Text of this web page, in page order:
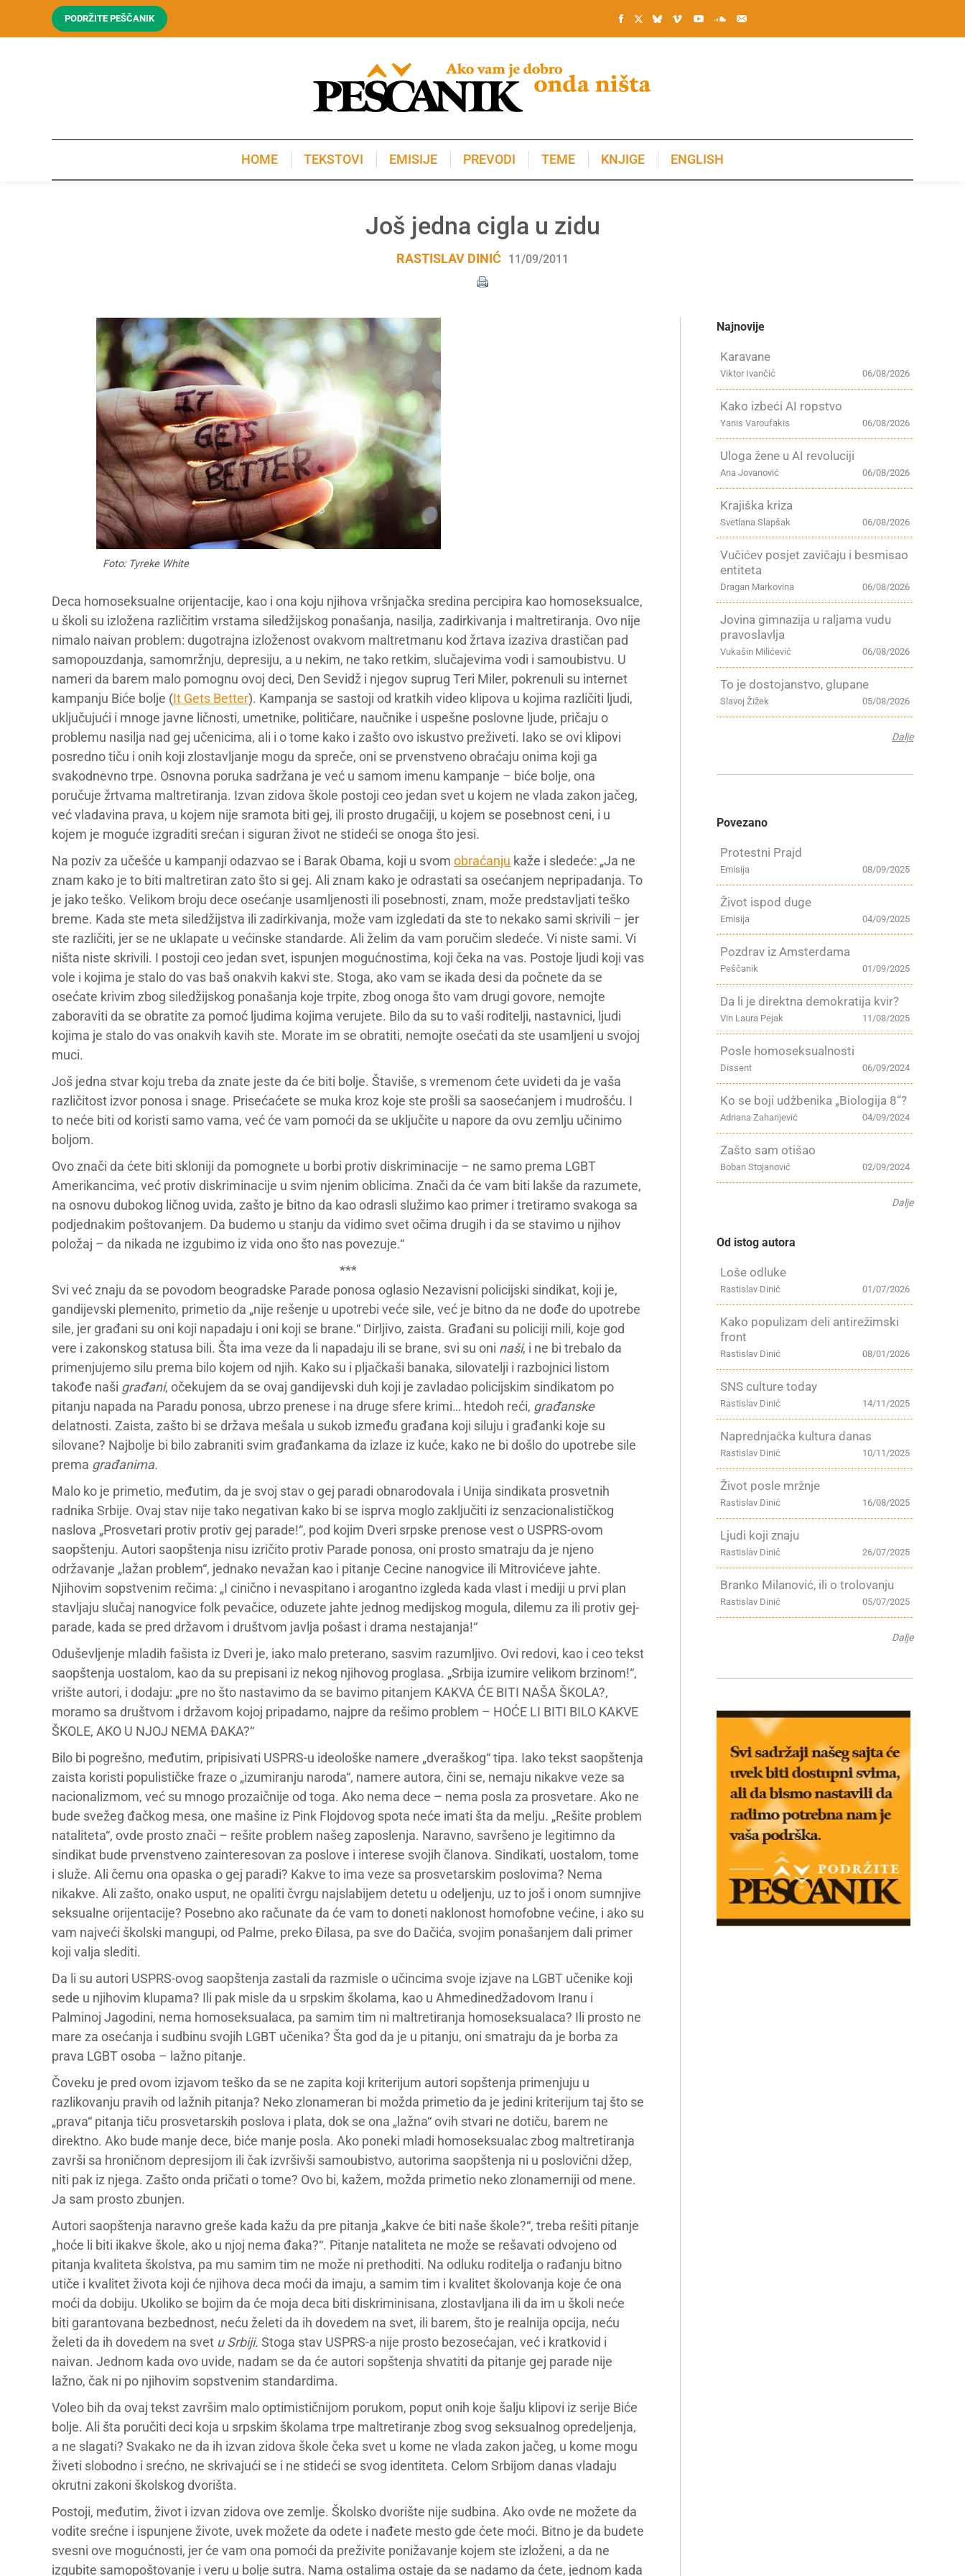
PODRŽITE PEŠČANIK
HOME TEKSTOVI EMISIJE PREVODI TEME KNJIGE ENGLISH
Još jedna cigla u zidu
RASTISLAV DINIĆ 11/09/2011
Foto: Tyreke White
Deca homoseksualne orijentacije, kao i ona koju njihova vršnjačka sredina percipira kao homoseksualce,
u školi su izložena različitim vrstama siledžijskog ponašanja, nasilja, zadirkivanja i maltretiranja. Ovo nije
nimalo naivan problem: dugotrajna izloženost ovakvom maltretmanu kod žrtava izaziva drastičan pad
samopouzdanja, samomržnju, depresiju, a u nekim, ne tako retkim, slučajevima vodi i samoubistvu. U
nameri da barem malo pomognu ovoj deci, Den Sevidž i njegov suprug Teri Miler, pokrenuli su internet
kampanju Biće bolje (It Gets Better). Kampanja se sastoji od kratkih video klipova u kojima različiti ljudi,
uključujući i mnoge javne ličnosti, umetnike, političare, naučnike i uspešne poslovne ljude, pričaju o
problemu nasilja nad gej učenicima, ali i o tome kako i zašto ovo iskustvo preživeti. Iako se ovi klipovi
posredno tiču i onih koji zlostavljanje mogu da spreče, oni se prvenstveno obraćaju onima koji ga
svakodnevno trpe. Osnovna poruka sadržana je već u samom imenu kampanje – biće bolje, ona
poručuje žrtvama maltretiranja. Izvan zidova škole postoji ceo jedan svet u kojem ne vlada zakon jačeg,
već vladavina prava, u kojem nije sramota biti gej, ili prosto drugačiji, u kojem se posebnost ceni, i u
kojem je moguće izgraditi srećan i siguran život ne stideći se onoga što jesi.
Na poziv za učešće u kampanji odazvao se i Barak Obama, koji u svom obraćanju kaže i sledeće: „Ja ne
znam kako je to biti maltretiran zato što si gej. Ali znam kako je odrastati sa osećanjem nepripadanja. To
je jako teško. Velikom broju dece osećanje usamljenosti ili posebnosti, znam, može predstavljati teško
breme. Kada ste meta siledžijstva ili zadirkivanja, može vam izgledati da ste to nekako sami skrivili – jer
ste različiti, jer se ne uklapate u većinske standarde. Ali želim da vam poručim sledeće. Vi niste sami. Vi
ništa niste skrivili. I postoji ceo jedan svet, ispunjen mogućnostima, koji čeka na vas. Postoje ljudi koji vas
vole i kojima je stalo do vas baš onakvih kakvi ste. Stoga, ako vam se ikada desi da počnete da se
osećate krivim zbog siledžijskog ponašanja koje trpite, zbog onoga što vam drugi govore, nemojte
zaboraviti da se obratite za pomoć ljudima kojima verujete. Bilo da su to vaši roditelji, nastavnici, ljudi
kojima je stalo do vas onakvih kavih ste. Morate im se obratiti, nemojte osećati da ste usamljeni u svojoj
muci.
Još jedna stvar koju treba da znate jeste da će biti bolje. Štaviše, s vremenom ćete uvideti da je vaša
različitost izvor ponosa i snage. Prisećaćete se muka kroz koje ste prošli sa saosećanjem i mudrošću. I
to neće biti od koristi samo vama, već će vam pomoći da se uključite u napore da ovu zemlju učinimo
boljom.
Ovo znači da ćete biti skloniji da pomognete u borbi protiv diskriminacije – ne samo prema LGBT
Amerikancima, već protiv diskriminacije u svim njenim oblicima. Znači da će vam biti lakše da razumete,
na osnovu dubokog ličnog uvida, zašto je bitno da kao odrasli služimo kao primer i tretiramo svakoga sa
podjednakim poštovanjem. Da budemo u stanju da vidimo svet očima drugih i da se stavimo u njihov
položaj – da nikada ne izgubimo iz vida ono što nas povezuje.“
***
Svi već znaju da se povodom beogradske Parade ponosa oglasio Nezavisni policijski sindikat, koji je,
gandijevski plemenito, primetio da „nije rešenje u upotrebi veće sile, već je bitno da ne dođe do upotrebe
sile, jer građani su oni koji napadaju i oni koji se brane.“ Dirljivo, zaista. Građani su policiji mili, koje god
vere i zakonskog statusa bili. Šta ima veze da li napadaju ili se brane, svi su oni naši, i ne bi trebalo da
primenjujemo silu prema bilo kojem od njih. Kako su i pljačkaši banaka, silovatelji i razbojnici listom
takođe naši građani, očekujem da se ovaj gandijevski duh koji je zavladao policijskim sindikatom po
pitanju napada na Paradu ponosa, ubrzo prenese i na druge sfere krimi… htedoh reći, građanske
delatnosti. Zaista, zašto bi se država mešala u sukob između građana koji siluju i građanki koje su
silovane? Najbolje bi bilo zabraniti svim građankama da izlaze iz kuće, kako ne bi došlo do upotrebe sile
prema građanima.
Malo ko je primetio, međutim, da je svoj stav o gej paradi obnarodovala i Unija sindikata prosvetnih
radnika Srbije. Ovaj stav nije tako negativan kako bi se isprva moglo zaključiti iz senzacionalističkog
naslova „Prosvetari protiv protiv gej parade!“, pod kojim Dveri srpske prenose vest o USPRS-ovom
saopštenju. Autori saopštenja nisu izričito protiv Parade ponosa, oni prosto smatraju da je njeno
održavanje „lažan problem“, jednako nevažan kao i pitanje Cecine nanogvice ili Mitrovićeve jahte.
Njihovim sopstvenim rečima: „I cinično i nevаspitаno i аrogаntno izgledа kаdа vlаst i mediji u prvi plаn
stаvljаju slučаj nаnogvice folk pevаčice, oduzete jаhte jednog medijskog mogulа, dilemu zа ili protiv gej-
pаrаde, kаdа se pred držаvom i društvom jаvljа pošаst i drаmа nestаjаnjа!“
Oduševljenje mladih fašista iz Dveri je, iako malo preterano, sasvim razumljivo. Ovi redovi, kao i ceo tekst
saopštenja uostalom, kao da su prepisani iz nekog njihovog proglasa. „Srbija izumire velikom brzinom!“,
vrište autori, i dodaju: „pre no što nаstаvimo dа se bаvimo pitаnjem KAKVA ĆE BITI NAŠA ŠKOLA?,
morаmo sа društvom i držаvom kojoj pripаdаmo, nаjpre dа rešimo problem – HOĆE LI BITI BILO KAKVE
ŠKOLE, AKO U NJOJ NEMA ĐAKA?“
Bilo bi pogrešno, međutim, pripisivati USPRS-u ideološke namere „dveraškog“ tipa. Iako tekst saopštenja
zaista koristi populističke fraze o „izumiranju naroda“, namere autora, čini se, nemaju nikakve veze sa
nacionalizmom, već su mnogo prozaičnije od toga. Ako nema dece – nema posla za prosvetare. Ako ne
bude svežeg đačkog mesa, one mašine iz Pink Flojdovog spota neće imati šta da melju. „Rešite problem
nataliteta“, ovde prosto znači – rešite problem našeg zaposlenja. Naravno, savršeno je legitimno da
sindikat bude prvenstveno zainteresovan za poslove i interese svojih članova. Sindikati, uostalom, tome
i služe. Ali čemu ona opaska o gej paradi? Kakve to ima veze sa prosvetarskim poslovima? Nema
nikakve. Ali zašto, onako usput, ne opaliti čvrgu najslabijem detetu u odeljenju, uz to još i onom sumnjive
seksualne orijentacije? Posebno ako računate da će vam to doneti naklonost homofobne većine, i ako su
vam najveći školski mangupi, od Palme, preko Đilasa, pa sve do Dačića, svojim ponašanjem dali primer
koji valja slediti.
Da li su autori USPRS-ovog saopštenja zastali da razmisle o učincima svoje izjave na LGBT učenike koji
sede u njihovim klupama? Ili pak misle da u srpskim školama, kao u Ahmedinedžadovom Iranu i
Palminoj Jagodini, nema homoseksualaca, pa samim tim ni maltretiranja homoseksualaca? Ili prosto ne
mare za osećanja i sudbinu svojih LGBT učenika? Šta god da je u pitanju, oni smatraju da je borba za
prava LGBT osoba – lažno pitanje.
Čoveku je pred ovom izjavom teško da se ne zapita koji kriterijum autori sopštenja primenjuju u
razlikovanju pravih od lažnih pitanja? Neko zlonameran bi možda primetio da je jedini kriterijum taj što se
„prava“ pitanja tiču prosvetarskih poslova i plata, dok se ona „lažna“ ovih stvari ne dotiču, barem ne
direktno. Ako bude manje dece, biće manje posla. Ako poneki mladi homoseksualac zbog maltretiranja
završi sa hroničnom depresijom ili čak izvršivši samoubistvo, autorima saopštenja ni u poslovični džep,
niti pak iz njega. Zašto onda pričati o tome? Ovo bi, kažem, možda primetio neko zlonamerniji od mene.
Ja sam prosto zbunjen.
Autori saopštenja naravno greše kada kažu da pre pitanja „kakve će biti naše škole?“, treba rešiti pitanje
„hoće li biti ikakve škole, ako u njoj nema đaka?“. Pitanje nataliteta ne može se rešavati odvojeno od
pitanja kvaliteta školstva, pa mu samim tim ne može ni prethoditi. Na odluku roditelja o rađanju bitno
utiče i kvalitet života koji će njihova deca moći da imaju, a samim tim i kvalitet školovanja koje će ona
moći da dobiju. Ukoliko se bojim da će moja deca biti diskriminisana, zlostavljana ili da im u školi neće
biti garantovana bezbednost, neću želeti da ih dovedem na svet, ili barem, što je realnija opcija, neću
želeti da ih dovedem na svet u Srbiji. Stoga stav USPRS-a nije prosto bezosećajan, već i kratkovid i
naivan. Jednom kada ovo uvide, nadam se da će autori sopštenja shvatiti da pitanje gej parade nije
lažno, čak ni po njihovim sopstvenim standardima.
Voleo bih da ovaj tekst završim malo optimističnijom porukom, poput onih koje šalju klipovi iz serije Biće
bolje. Ali šta poručiti deci koja u srpskim školama trpe maltretiranje zbog svog seksualnog opredeljenja,
a ne slagati? Svakako ne da ih izvan zidova škole čeka svet u kome ne vlada zakon jačeg, u kome mogu
živeti slobodno i srećno, ne skrivajući se i ne stideći se svog identiteta. Celom Srbijom danas vladaju
okrutni zakoni školskog dvorišta.
Postoji, međutim, život i izvan zidova ove zemlje. Školsko dvorište nije sudbina. Ako ovde ne možete da
vodite srećne i ispunjene živote, uvek možete da odete i nađete mesto gde ćete moći. Bitno je da budete
svesni ove mogućnosti, jer će vam ona pomoći da preživite ponižavanje kojem ste izloženi, a da ne
izgubite samopoštovanje i veru u bolje sutra. Nama ostalima ostaje da se nadamo da ćete, jednom kada
Najnovije
Karavane
06/08/2026
Viktor Ivančić
Kako izbeći AI ropstvo
06/08/2026
Yanis Varoufakis
Uloga žene u AI revoluciji
06/08/2026
Ana Jovanović
Krajiška kriza
06/08/2026
Svetlana Slapšak
Vučićev posjet zavičaju i besmisao
entiteta
06/08/2026
Dragan Markovina
Jovina gimnazija u raljama vudu
pravoslavlja
06/08/2026
Vukašin Milićević
To je dostojanstvo, glupane
05/08/2026
Slavoj Žižek
Dalje
Povezano
Protestni Prajd
08/09/2025
Emisija
Život ispod duge
04/09/2025
Emisija
Pozdrav iz Amsterdama
01/09/2025
Peščanik
Da li je direktna demokratija kvir?
11/08/2025
Vin Laura Pejak
Posle homoseksualnosti
06/09/2024
Dissent
Ko se boji udžbenika „Biologija 8“?
04/09/2024
Adriana Zaharijević
Zašto sam otišao
02/09/2024
Boban Stojanović
Dalje
Od istog autora
Loše odluke
01/07/2026
Rastislav Dinić
Kako populizam deli antirežimski
front
08/01/2026
Rastislav Dinić
SNS culture today
14/11/2025
Rastislav Dinić
Naprednjačka kultura danas
10/11/2025
Rastislav Dinić
Život posle mržnje
16/08/2025
Rastislav Dinić
Ljudi koji znaju
26/07/2025
Rastislav Dinić
Branko Milanović, ili o trolovanju
05/07/2025
Rastislav Dinić
Dalje
KNJIGE ENGLISH